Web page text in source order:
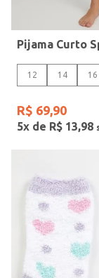
Cores
12 14 16
R$ 69,90
5x de R$ 13,98